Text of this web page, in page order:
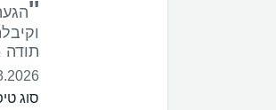
''
תודה
סוג